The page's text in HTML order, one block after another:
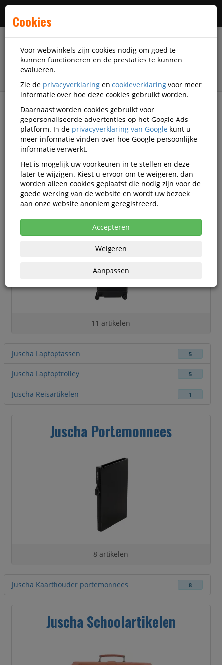
filter
Accessoires Juscha
Juscha accessoires
Juscha Computertassen
11 artikelen
Juscha Laptoptassen 5
Juscha Laptoptrolley 5
Juscha Reisartikelen 1
Juscha Portemonnees
8 artikelen
Juscha Kaarthouder portemonnees 8
Juscha Schoolartikelen
Cookies
Voor webwinkels zijn cookies nodig om goed te
kunnen functioneren en de prestaties te kunnen
evalueren.
Zie de privacyverklaring en cookieverklaring voor meer
informatie over hoe deze cookies gebruikt worden.
Daarnaast worden cookies gebruikt voor
gepersonaliseerde advertenties op het Google Ads
platform. In de privacyverklaring van Google kunt u
meer informatie vinden over hoe Google persoonlijke
informatie verwerkt.
Het is mogelijk uw voorkeuren in te stellen en deze
later te wijzigen. Kiest u ervoor om te weigeren, dan
worden alleen cookies geplaatst die nodig zijn voor de
goede werking van de website en wordt uw bezoek
aan onze website anoniem geregistreerd.
Accepteren
Weigeren
Aanpassen